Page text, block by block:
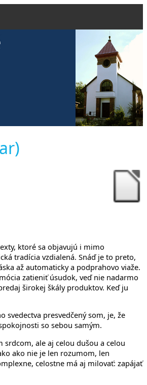
ktoré sa objavujú i mimo
tradícia vzdialená. Snáď je to preto,
až automaticky a podprahovo viaže.
zatieniť úsudok, veď nie nadarmo
širokej škály produktov. Keď ju
svedectva presvedčený som, je, že
so sebou samým.
srdcom, ale aj celou dušou a celou
ako nie je len rozumom, len
celostne má aj milovať: zapájať